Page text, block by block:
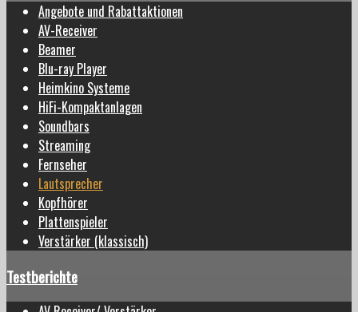
Angebote und Rabattaktionen
AV-Receiver
Beamer
Blu-ray Player
Heimkino Systeme
HiFi-Kompaktanlagen
Soundbars
Streaming
Fernseher
Lautsprecher
Kopfhörer
Plattenspieler
Verstärker (klassisch)
Testberichte